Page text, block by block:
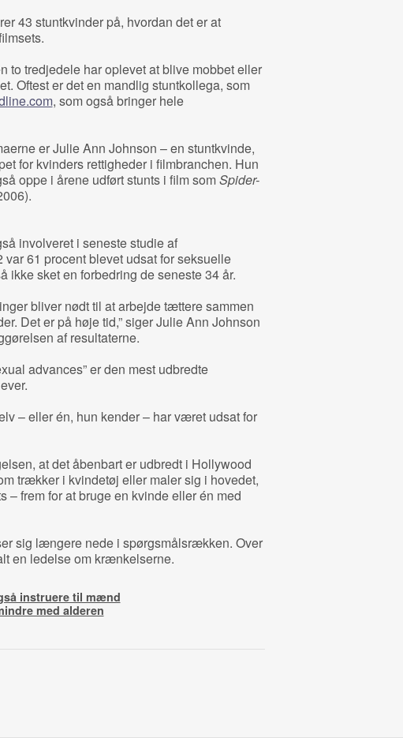
43 stuntkvinder på, hvordan det er at
to tredjedele har oplevet at blive mobbet eller
Oftest er det en mandlig stuntkollega, som
, som også bringer hele
er Julie Ann Johnson – en stuntkvinde,
for kvinders rettigheder i filmbranchen. Hun
oppe i årene udført stunts i film somSpider-
involveret i seneste studie af
61 procent blevet udsat for seksuelle
ikke sket en forbedring de seneste 34 år.
bliver nødt til at arbejde tættere sammen
Det er på høje tid,” siger Julie Ann Johnson
af resultaterne.
advances” er den mest udbredte
– eller én, hun kender – har været udsat for
at det åbenbart er udbredt i Hollywood
trækker i kvindetøj eller maler sig i hovedet,
– frem for at bruge en kvinde eller én med
sig længere nede i spørgsmålsrækken. Over
en ledelse om krænkelserne.
instruere til mænd
med alderen